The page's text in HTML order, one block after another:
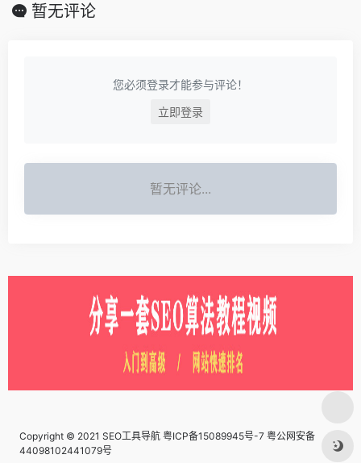
暂无评论
您必须登录才能参与评论！
立即登录
暂无评论...
Copyright © 2021 SEO工具导航 粤ICP备15089945号-7 粤公网安备
44098102441079号